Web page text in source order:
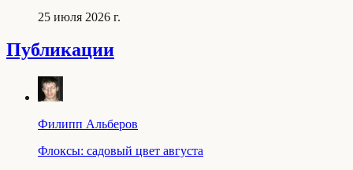
25 июля 2026 г.
Публикации
Филипп Альберов
Флоксы: садовый цвет августа